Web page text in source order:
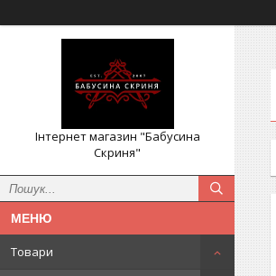
Інтернет магазин "Бабусина
Скриня"
Товари